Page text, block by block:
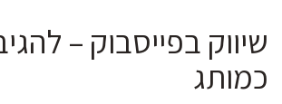
שיווק בפייסבוק –
כמותג